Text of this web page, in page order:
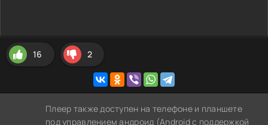
16 2
Плеер также доступен на телефоне и планшете
под управлением андроид (Android с поддержкой